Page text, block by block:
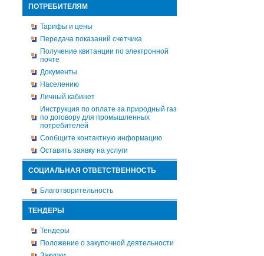
ПОТРЕБИТЕЛЯМ
Тарифы и цены
Передача показаний счетчика
Получение квитанции по электронной
почте
Документы
Населению
Личный кабинет
Инструкция по оплате за природный газ
по договору для промышленных
потребителей
Сообщите контактную информацию
Оставить заявку на услуги
СОЦИАЛЬНАЯ ОТВЕТСТВЕННОСТЬ
Благотворительность
ТЕНДЕРЫ
Тендеры
Положение о закупочной деятельности